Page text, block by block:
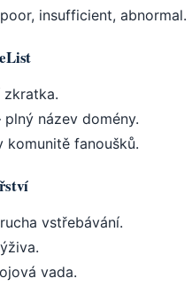
insufficient, abnormal.
zkratka.
plný název domény.
komunitě fanoušků.
vstřebávání.
vada.